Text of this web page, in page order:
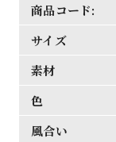
商品コード:
サイズ
素材
色
風合い